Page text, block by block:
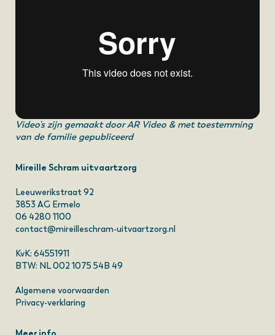
Mireille Schram uitvaartzorg
Leeuwerikstraat 92
3853 AG Ermelo
06 4280 1100
contact@mireilleschram-uitvaartzorg.nl
KvK: 64551911
BTW: NL 002 1075 54B 49
Algemene voorwaarden
Privacy-verklaring
Video's zijn gemaakt doorAR Video & met toestemming
van de familie gepubliceerd